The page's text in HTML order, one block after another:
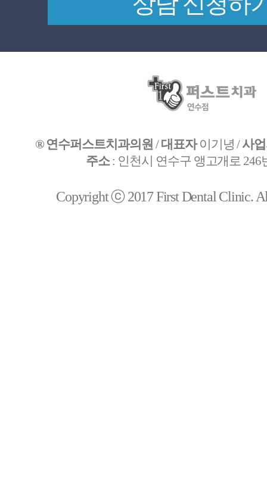
® 연수퍼스트치과의원 /대표자이기녕 /사
주소: 인천시 연수구 앵고개로 246
Copyright ⓒ 2017 First Dental Clinic.